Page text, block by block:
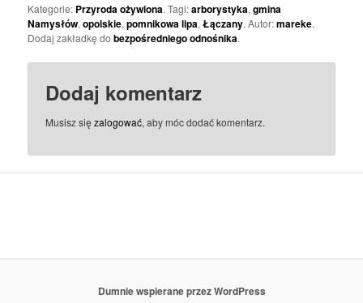
Kategorie: Przyroda ożywiona. Tagi:arborystyka,gmina
Namysłów,opolskie,pomnikowa lipa,Łączany. Autor:mareke.
Dodaj zakładkę dobezpośredniego odnośnika.
Dodaj komentarz
Musisz sięzalogować, aby móc dodać komentarz.
Dumnie wspierane przez WordPress